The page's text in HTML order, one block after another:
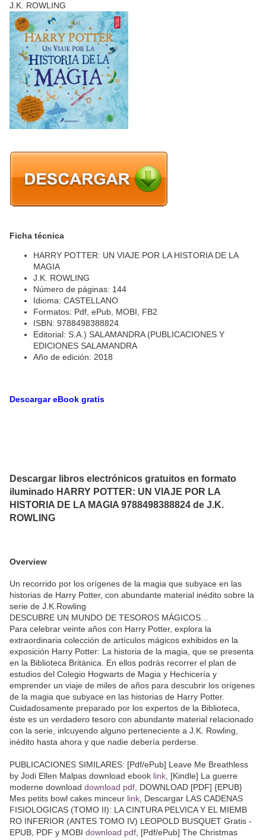
J.K. ROWLING
Ficha técnica
HARRY POTTER: UN VIAJE POR LA HISTORIA DE LA
MAGIA
J.K. ROWLING
Número de páginas: 144
Idioma: CASTELLANO
Formatos: Pdf, ePub, MOBI, FB2
ISBN: 9788498388824
Editorial: S.A.) SALAMANDRA (PUBLICACIONES Y
EDICIONES SALAMANDRA
Año de edición: 2018
Descargar eBook gratis
Descargar libros electrónicos gratuitos en formato
iluminado HARRY POTTER: UN VIAJE POR LA
HISTORIA DE LA MAGIA 9788498388824 de J.K.
ROWLING
Overview
Un recorrido por los orígenes de la magia que subyace en las
historias de Harry Potter, con abundante material inédito sobre la
serie de J.K.Rowling
DESCUBRE UN MUNDO DE TESOROS MÁGICOS...
Para celebrar veinte años con Harry Potter, explora la
extraordinaria colección de artículos mágicos exhibidos en la
exposición Harry Potter: La historia de la magia, que se presenta
en la Biblioteca Británica. En ellos podrás recorrer el plan de
estudios del Colegio Hogwarts de Magia y Hechicería y
emprender un viaje de miles de años para descubrir los orígenes
de la magia que subyace en las historias de Harry Potter.
Cuidadosamente preparado por los expertos de la Biblioteca,
éste es un verdadero tesoro con abundante material relacionado
con la serie, inlcuyendo alguno perteneciente a J.K. Rowling,
inédito hasta ahora y que nadie debería perderse.
PUBLICACIONES SIMILARES: [Pdf/ePub] Leave Me Breathless
by Jodi Ellen Malpas download ebook link, [Kindle] La guerre
moderne download download pdf, DOWNLOAD [PDF] {EPUB}
Mes petits bowl cakes minceur link, Descargar LAS CADENAS
FISIOLOGICAS (TOMO II): LA CINTURA PELVICA Y EL MIEMB
RO INFERIOR (ANTES TOMO IV) LEOPOLD BUSQUET Gratis -
EPUB, PDF y MOBI download pdf, [Pdf/ePub] The Christmas